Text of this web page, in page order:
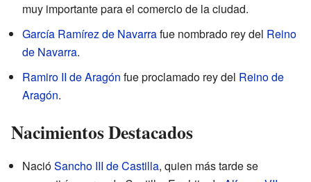
muy importante para el comercio de la ciudad.
García Ramírez de Navarrafue nombrado rey del Reino
de Navarra.
Ramiro II de Aragón fue proclamado rey del Reino de
Aragón.
Nacimientos Destacados
NacióSancho III de Castilla, quien más tarde se